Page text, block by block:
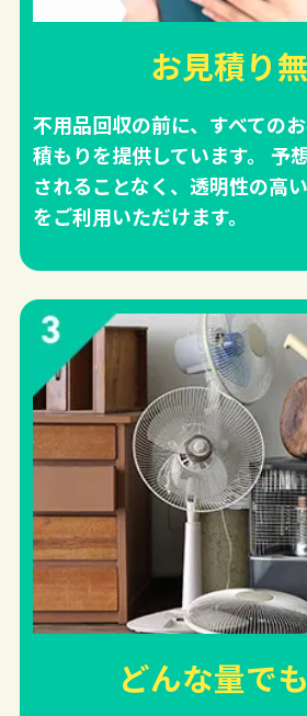
お見積り
不用品回収の前に、すべての
積もりを提供しています。 予
されることなく、透明性の高
をご利用いただけます。
どんな量で